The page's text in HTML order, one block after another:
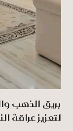
بريق الذهب
لتعزيز عراقة